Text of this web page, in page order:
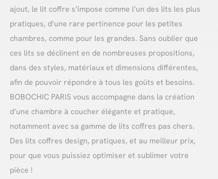
ajout, le lit coffre s’impose comme l’un des lits les plus
pratiques, d’une rare pertinence pour les petites
chambres, comme pour les grandes. Sans oublier que
ces lits se déclinent en de nombreuses propositions,
dans des styles, matériaux et dimensions différentes,
afin de pouvoir répondre à tous les goûts et besoins.
BOBOCHIC PARIS vous accompagne dans la création
d’une chambre à coucher élégante et pratique,
notamment avec sa gamme de lits coffres pas chers.
Des lits coffres design, pratiques, et au meilleur prix,
pour que vous puissiez optimiser et sublimer votre
pièce !